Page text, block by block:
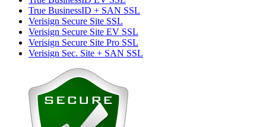
True BusinessID + SAN SSL
Verisign Secure Site SSL
Verisign Secure Site EV SSL
Verisign Secure Site Pro SSL
Verisign Sec. Site + SAN SSL